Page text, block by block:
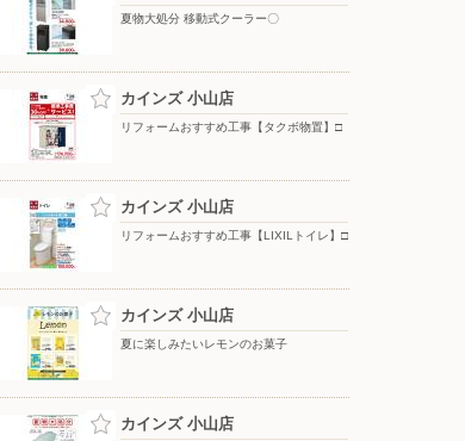
夏物大処分 移動式クーラー〇
カインズ 小山店
リフォームおすすめ工事【タクボ物置】□
カインズ 小山店
リフォームおすすめ工事【LIXILトイレ】□
カインズ 小山店
夏に楽しみたいレモンのお菓子
カインズ 小山店